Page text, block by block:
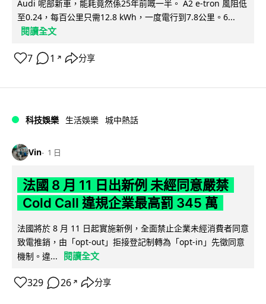
Audi 呢部新車，能耗竟然係25年前嘅一半。 A2 e-tron 風阻低
至0.24，每百公里只需12.8 kWh，一度電行到7.8公里。6...
閱讀全文
7 1 ↗ 分享
科技娛樂 生活娛樂 城中熱話
Vin 1 日
法國 8 月 11 日出新例 未經同意嚴禁
Cold Call 違規企業最高罰 345 萬
法國將於 8 月 11 日起實施新例，全面禁止企業未經消費者同意
致電推銷，由「opt-out」拒接登記制轉為「opt-in」先徵同意
機制。違...
閱讀全文
329 26 ↗ 分享